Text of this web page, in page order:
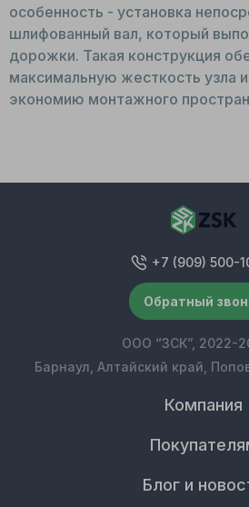
особенность - установка
шлифованный вал, который
дорожки. Такая конструкция
максимальную жесткость узла
экономию монтажного
Компания
Блог и
+7 (909) 500-
Обратный
ООО “ЗСК”, 2022-
Барнаул, Алтайский край,